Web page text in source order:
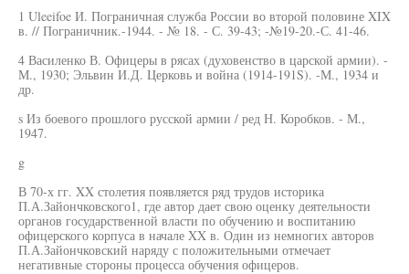
1 Uleeifoe И. Пограничная служба России во второй половине XIX
в. // Пограничник.-1944. - № 18. - С. 39-43; -№19-20.-С. 41-46.
4 Василенко В. Офицеры в рясах (духовенство в царской армии). -
М., 1930; Эльвин И.Д. Церковь и война (1914-191S). -М., 1934 и
др.
s Из боевого прошлого русской армии / ред Н. Коробков. - М.,
1947.
g
В 70-х гг. XX столетия появляется ряд трудов историка
П.А.Зайончковского1, где автор дает свою оценку деятельности
органов государственной власти по обучению и воспитанию
офицерского корпуса в начале XX в. Один из немногих авторов
П.А.Зайончковский наряду с положительными отмечает
негативные стороны процесса обучения офицеров.